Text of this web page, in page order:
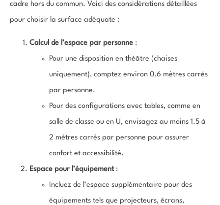
cadre hors du commun. Voici des considérations détaillées
pour choisir la surface adéquate :
Calcul de l’espace par personne :
Pour une disposition en théâtre (chaises
uniquement), comptez environ 0.6 mètres carrés
par personne.
Pour des configurations avec tables, comme en
salle de classe ou en U, envisagez au moins 1.5 à
2 mètres carrés par personne pour assurer
confort et accessibilité.
Espace pour l’équipement:
Incluez de l’espace supplémentaire pour des
équipements tels que projecteurs, écrans,